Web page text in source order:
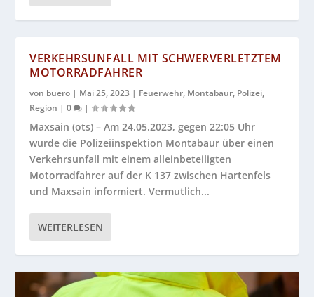
VERKEHRSUNFALL MIT SCHWERVERLETZTEM
MOTORRADFAHRER
von buero | Mai 25, 2023 | Feuerwehr, Montabaur, Polizei,
Region |0 |
Maxsain (ots) – Am 24.05.2023, gegen 22:05 Uhr
wurde die Polizeiinspektion Montabaur über einen
Verkehrsunfall mit einem alleinbeteiligten
Motorradfahrer auf der K 137 zwischen Hartenfels
und Maxsain informiert. Vermutlich...
WEITERLESEN